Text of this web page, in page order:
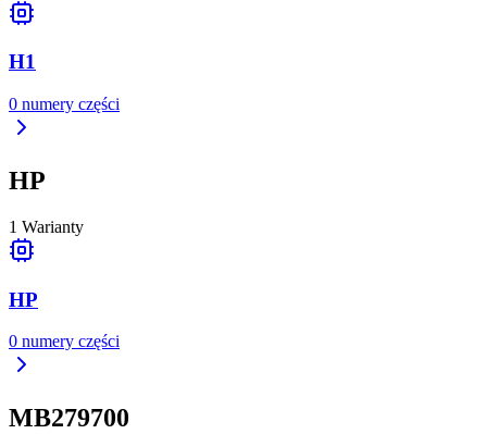
H1
0 numery części
HP
1 Warianty
HP
0 numery części
MB279700